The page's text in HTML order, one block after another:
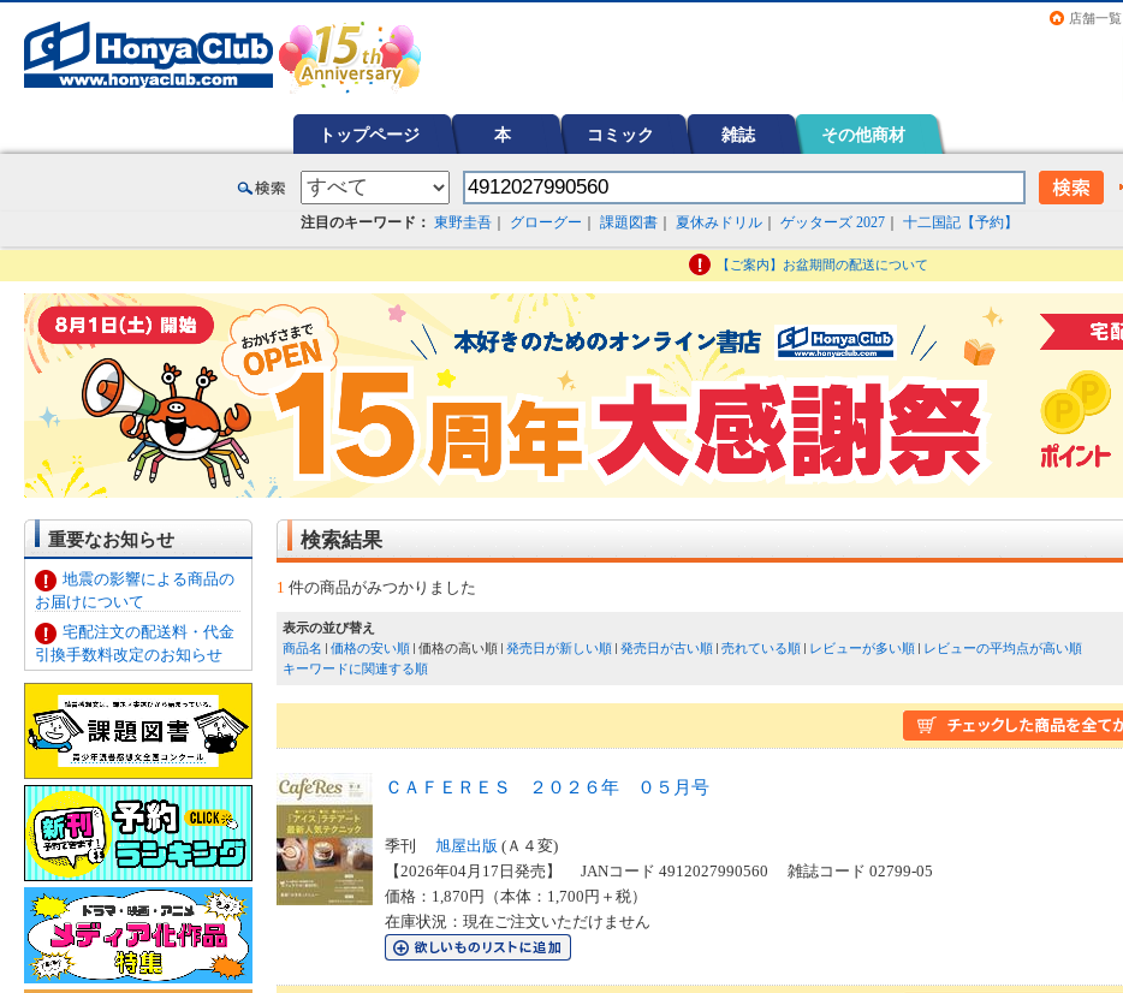
店舗一覧
トップページ 本 コミック 雑誌 その他商材
注目のキーワード： 東野圭吾 グローグー 課題図書 夏休みドリル ゲッターズ 2027 十二国記【予約】
【ご案内】お盆期間の配送について
重要なお知らせ
地震の影響による商品の
お届けについて
宅配注文の配送料・代金
引換手数料改定のお知らせ
検索結果
1 件の商品がみつかりました
表示の並び替え
商品名
価格の安い順 価格の高い順 発売日が新しい順 発売日が古い順 売れている順 レビューが多い順
レビューの平均点が高い順
キーワードに関連する順
ＣＡＦＥＲＥＳ ２０２６年 ０５月号
季刊 旭屋出版 (Ａ４変)
【2026年04月17日発売】 JANコード 4912027990560 雑誌コード 02799-05
価格：1,870円（本体：1,700円＋税）
在庫状況：現在ご注文いただけません